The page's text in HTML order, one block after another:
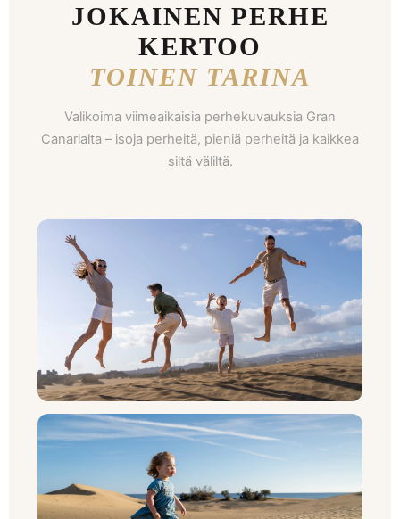
JOKAINEN PERHE
KERTOO
TOINEN TARINA
Valikoima viimeaikaisia perhekuvauksia Gran
Canarialta – isoja perheitä, pieniä perheitä ja kaikkea
siltä väliltä.